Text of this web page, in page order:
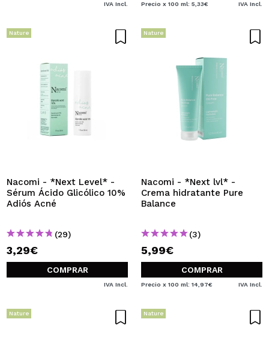
IVA Incl. Precio x 100 ml: 5,33€ IVA Incl.
Nature
Nacomi - *Next Level* -
Sérum Ácido Glicólico 10%
Adiós Acné
(29)
3,29€
COMPRAR
IVA Incl.
Nature
Nacomi - *Next lvl* -
Crema hidratante Pure
Balance
(3)
5,99€
COMPRAR
Precio x 100 ml: 14,97€ IVA Incl.
Nature Nature